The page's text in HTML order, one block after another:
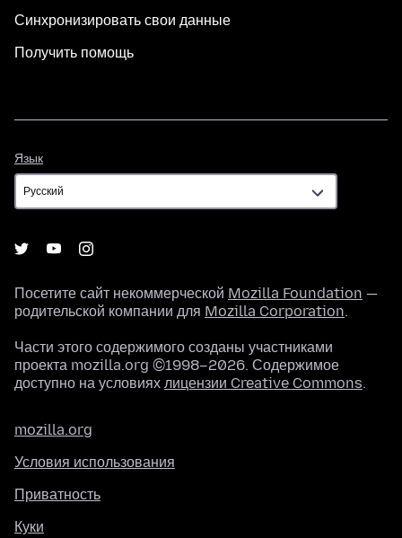
Синхронизировать свои данные
Получить помощь
Язык
Посетите сайт некоммерческой Mozilla Foundation —
родительской компании для Mozilla Corporation.
Части этого содержимого созданы участниками
проекта mozilla.org ©1998–2026. Содержимое
доступно на условиях лицензии Creative Commons.
mozilla.org
Условия использования
Приватность
Куки